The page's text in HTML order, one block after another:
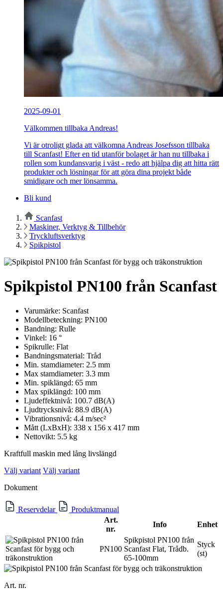
2025-09-01
Välkommen tillbaka Andreas!
Vi är otroligt glada att välkomna Andreas Josefsson tillbaka
till Scanfast! Efter en tid utanför bolaget är han nu tillbaka i
rollen som kundansvarig i väst - redo att hjälpa dig att hitta rätt
produkter och lösningar för att göra dina projekt både
smidigare och mer lönsamma.
Bli kund
Scanfast
Maskiner, Verktyg & Tillbehör
Tryckluftsverktyg
Spikpistol
Spikpistol PN100 från Scanfast
Varumärke: Scanfast
Modellbeteckning: PN100
Bandning: Rulle
Vinkel: 16 °
Spikrulle: Flat
Bandningsmaterial: Tråd
Min. stamdiameter: 2.5 mm
Max stamdiameter: 3.3 mm
Min. spiklängd: 65 mm
Max spiklängd: 100 mm
Ljudeffektnivå: 100.7 dB(A)
Ljudtrycksnivå: 88.9 dB(A)
Vibrationsnivå: 4.4 m/sec²
Mått (LxBxH): 338 x 156 x 417 mm
Nettovikt: 5.5 kg
Kraftfull maskin med lång livslängd
Välj variant Välj variant
Dokument
Reservdelar
Produktmanual
Art.
nr.
Info Enhet
PN100
Spikpistol PN100 från
Scanfast Flat, Trådb.
65-100mm
Styck
(st)
Art. nr.